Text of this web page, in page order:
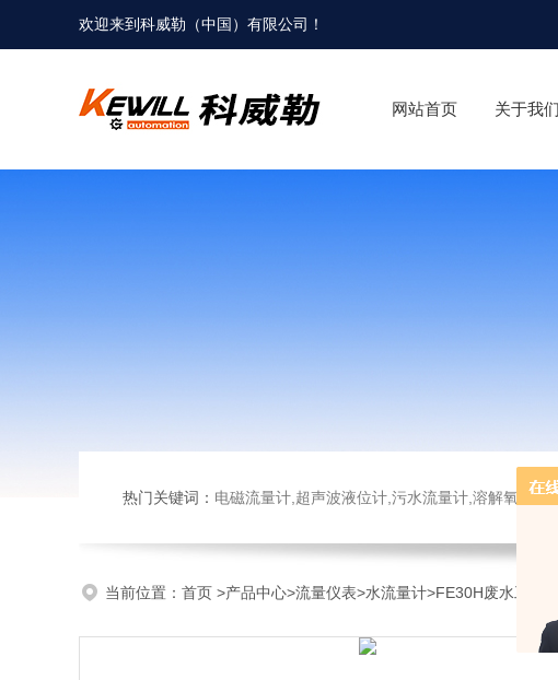
欢迎来到科威勒（中国）有限公司！
网站首页 关于我们
热门关键词： 电磁流量计,超声波液位计,污水流量计,溶解氧仪,在
当前位置： 首页 >产品中心>流量仪表>水流量计>FE30H废水工程